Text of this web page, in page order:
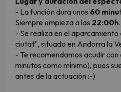
- La función dura unos 60
Siempre empieza a las 22:00h.
- Se realiza en el aparcamiento
ciutat", situado en Andorra la
- Te recomendamos acudir
minutos como mínimo), pues
antes de la actuación :-)